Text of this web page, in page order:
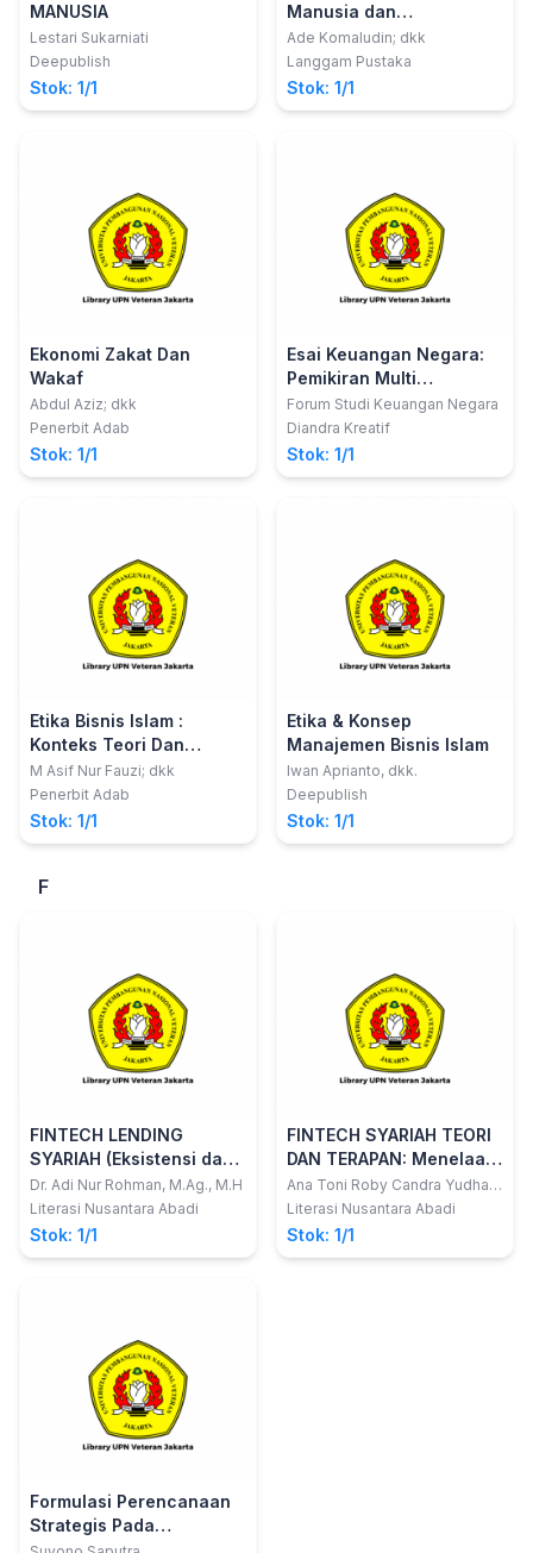
MANUSIA
Lestari Sukarniati
Deepublish
Stok: 1/1
Manusia dan
Ketenagakerjaan
Ade Komaludin; dkk
Langgam Pustaka
Stok: 1/1
Ekonomi Zakat Dan
Wakaf
Abdul Aziz; dkk
Penerbit Adab
Stok: 1/1
Esai Keuangan Negara:
Pemikiran Multi
Perspektif
Forum Studi Keuangan Negara
Diandra Kreatif
Stok: 1/1
Etika Bisnis Islam :
Konteks Teori Dan
Praktik
M Asif Nur Fauzi; dkk
Penerbit Adab
Stok: 1/1
Etika & Konsep
Manajemen Bisnis Islam
Iwan Aprianto, dkk.
Deepublish
Stok: 1/1
F
FINTECH LENDING
SYARIAH (Eksistensi dan
Urgensi Pengaturannya
di Indonesia)
Dr. Adi Nur Rohman, M.Ag., M.H
Literasi Nusantara Abadi
Stok: 1/1
FINTECH SYARIAH TEORI
DAN TERAPAN: Menelaah
Teori, Model Bisnis, dan
Keuangan Syariah di Era
Revolusi 4.0
Ana Toni Roby Candra Yudha;
dkk
Literasi Nusantara Abadi
Stok: 1/1
Formulasi Perencanaan
Strategis Pada
Organisasi Publik